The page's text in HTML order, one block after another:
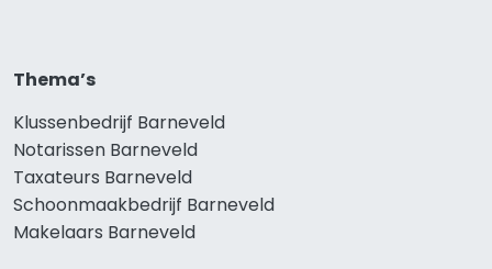
Thema’s
Klussenbedrijf Barneveld
Notarissen Barneveld
Taxateurs Barneveld
Schoonmaakbedrijf Barneveld
Makelaars Barneveld